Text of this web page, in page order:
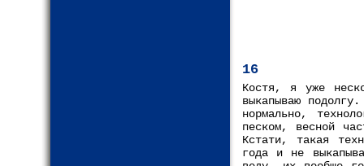
16
Костя, я уже
выкапываю
нормально,
песком, весной
Кстати, такая
года и не